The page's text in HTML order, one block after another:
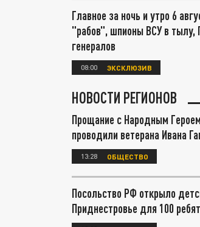
Главное за ночь и утро 6
"рабов", шпионы ВСУ в тылу,
генералов
08:00 ЭКСКЛЮЗИВ
НОВОСТИ РЕГИОНОВ
Прощание с Народным
проводили ветерана Ивана
13:28 ОБЩЕСТВО
Посольство РФ открыло
Приднестровье для 100 ребят